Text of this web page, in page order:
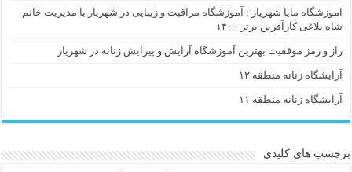
اموزشگاه مایا شهریار : آموزشگاه مراقبت و زیبایی در شهریار با مدیریت خانم
شاه بلاغی کارآفرین برتر ۱۴۰۰
راز و رمز موفقیت بهترین آموزشگاه آرایش و پیرایش زنانه در شهریار
آرایشگاه زنانه منطقه ۱۲
آرایشگاه زنانه منطقه ۱۱
برچسب های کلیدی